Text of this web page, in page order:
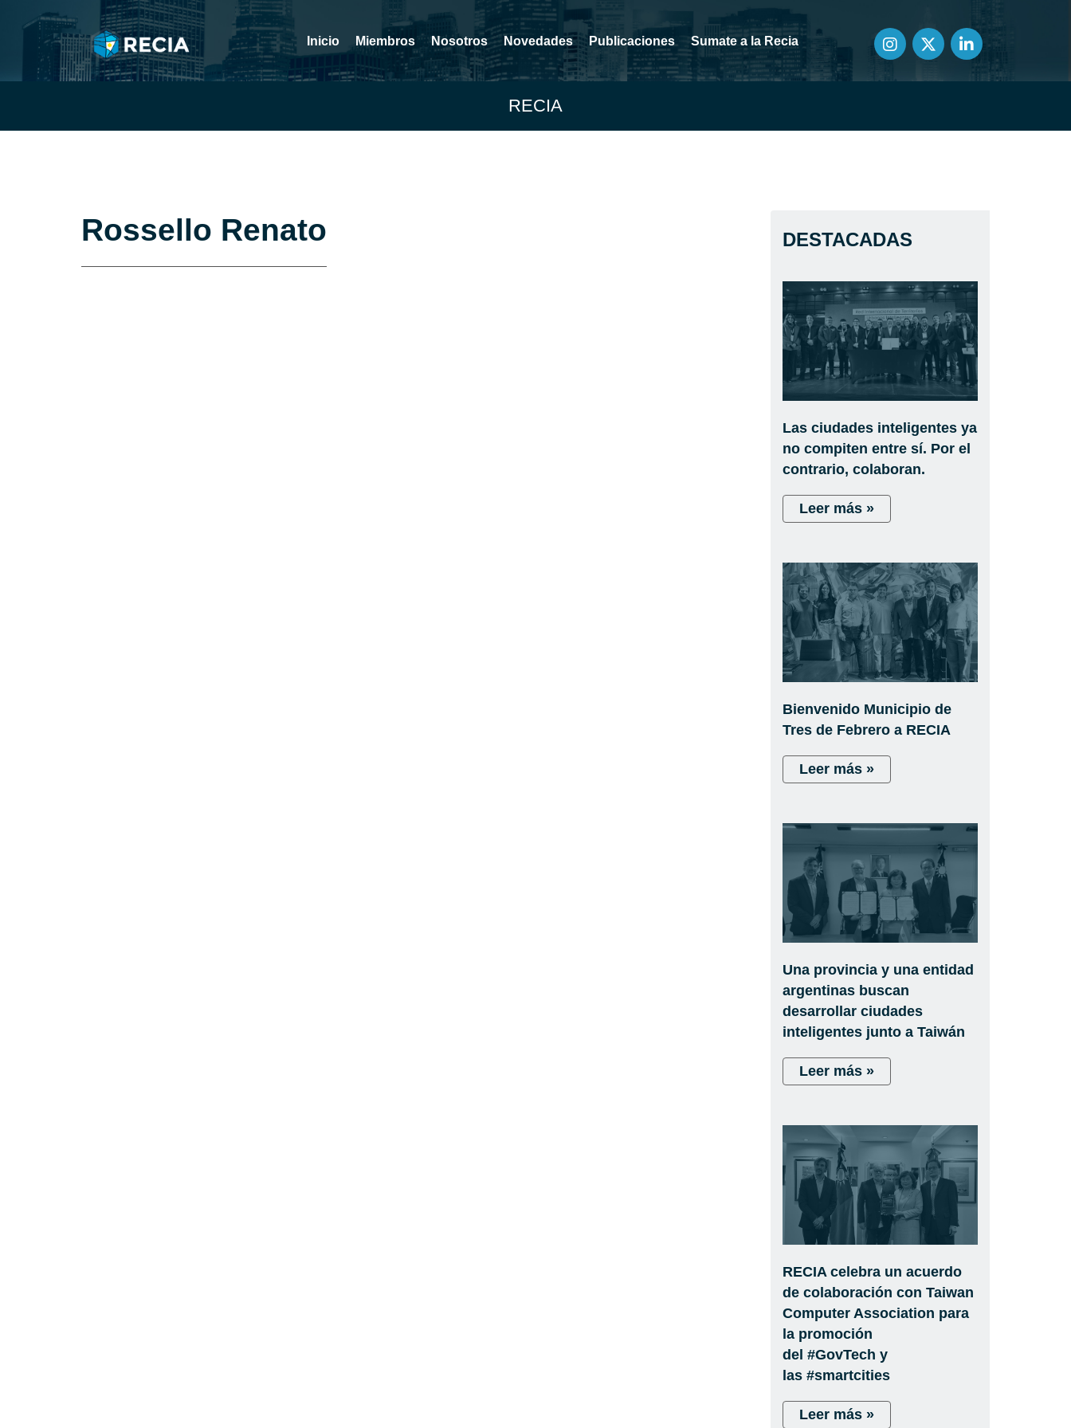
Inicio Miembros Nosotros Novedades Publicaciones Sumate a la Recia
RECIA
Rossello Renato DESTACADAS
Las ciudades inteligentes ya
no compiten entre sí. Por el
contrario, colaboran.
Leer más »
Bienvenido Municipio de
Tres de Febrero a RECIA
Leer más »
Una provincia y una entidad
argentinas buscan
desarrollar ciudades
inteligentes junto a Taiwán
Leer más »
RECIA celebra un acuerdo
de colaboración con Taiwan
Computer Association para
la promoción
del #GovTech y
las #smartcities
Leer más »